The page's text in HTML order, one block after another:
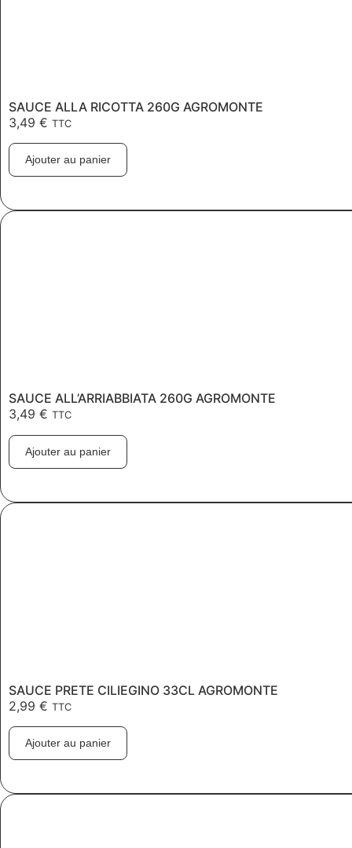
SAUCE ALLA RICOTTA 260G AGROMONTE
3,49 € TTC
Ajouter au panier
SAUCE ALL’ARRIABBIATA 260G AGROMONTE
3,49 € TTC
Ajouter au panier
SAUCE PRETE CILIEGINO 33CL AGROMONTE
2,99 € TTC
Ajouter au panier